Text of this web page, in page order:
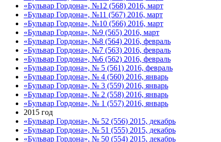
«Бульвар Гордона», №12 (568) 2016, март
«Бульвар Гордона», №11 (567) 2016, март
«Бульвар Гордона», №10 (566) 2016, март
«Бульвар Гордона», №9 (565) 2016, март
«Бульвар Гордона», №8 (564) 2016, февраль
«Бульвар Гордона», №7 (563) 2016, февраль
«Бульвар Гордона», №6 (562) 2016, февраль
«Бульвар Гордона», № 5 (561) 2016, февраль
«Бульвар Гордона», № 4 (560) 2016, январь
«Бульвар Гордона», № 3 (559) 2016, январь
«Бульвар Гордона», № 2 (558) 2016, январь
«Бульвар Гордона», № 1 (557) 2016, январь
2015 год
«Бульвар Гордона», № 52 (556) 2015, декабрь
«Бульвар Гордона», № 51 (555) 2015, декабрь
«Бульвар Гордона», № 50 (554) 2015, декабрь